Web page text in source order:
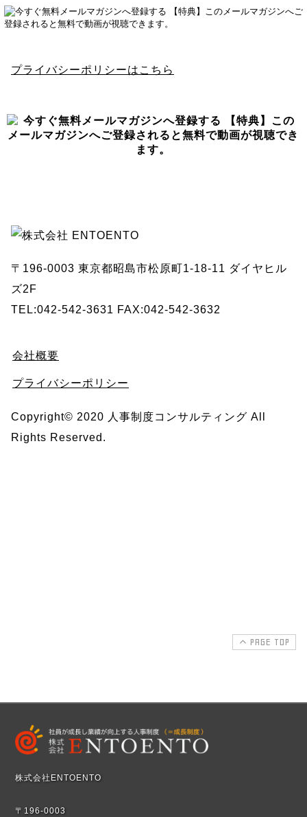
プライバシーポリシーはこちら
〒196-0003 東京都昭島市松原町1-18-11 ダイヤヒル
ズ2F
TEL:042-542-3631 FAX:042-542-3632
会社概要
プライバシーポリシー
Copyright© 2020 人事制度コンサルティング All
Rights Reserved.
PAGE TOP
株式会社ENTOENTO
〒196-0003